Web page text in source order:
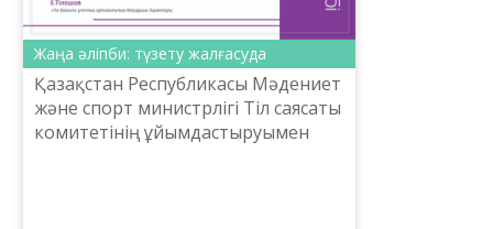
Жаңа әліпби: түзету жалғасуда
Қазақстан Республикасы Мәдениет
және спорт министрлігі Тіл саясаты
комитетінің ұйымдастыруымен